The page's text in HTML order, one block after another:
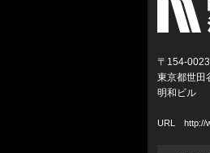
〒154-0023
東京都世田
明和ビル
URL http://